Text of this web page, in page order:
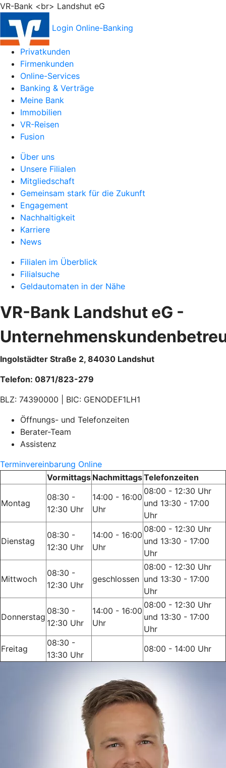
VR-Bank <br> Landshut eG
Login Online-Banking
Privatkunden
Firmenkunden
Online-Services
Banking & Verträge
Meine Bank
Immobilien
VR-Reisen
Fusion
Über uns
Unsere Filialen
Mitgliedschaft
Gemeinsam stark für die Zukunft
Engagement
Nachhaltigkeit
Karriere
News
Filialen im Überblick
Filialsuche
Geldautomaten in der Nähe
VR-Bank Landshut eG -
Ingolstädter Straße 2, 84030 Landshut
Telefon: 0871/823-279
BLZ: 74390000 | BIC: GENODEF1LH1
Öffnungs- und Telefonzeiten
Berater-Team
Assistenz
Terminvereinbarung Online
Vormittags NachmittagsTelefonzeiten
Montag
08:30 -
12:30 Uhr
14:00 - 16:00
Uhr
08:00 - 12:30 Uhr
und 13:30 - 17:00
Uhr
Dienstag
08:30 -
12:30 Uhr
14:00 - 16:00
Uhr
08:00 - 12:30 Uhr
und 13:30 - 17:00
Uhr
Mittwoch
08:30 -
12:30 Uhr
geschlossen
08:00 - 12:30 Uhr
und 13:30 - 17:00
Uhr
Donnerstag
08:30 -
12:30 Uhr
14:00 - 16:00
Uhr
08:00 - 12:30 Uhr
und 13:30 - 17:00
Uhr
Freitag
08:30 -
13:30 Uhr
08:00 - 14:00 Uhr